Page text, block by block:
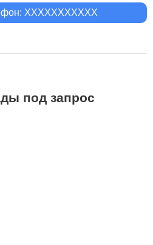
XXXXXXXXXXX
под запрос